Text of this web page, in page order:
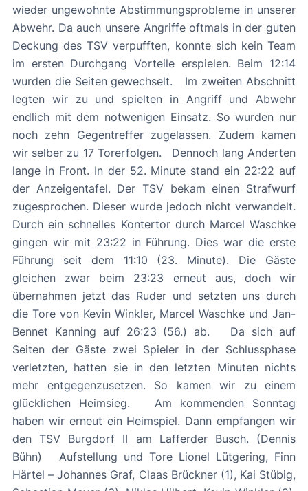
wieder ungewohnte Abstimmungsprobleme in unserer
Abwehr. Da auch unsere Angriffe oftmals in der guten
Deckung des TSV verpufften, konnte sich kein Team
im ersten Durchgang Vorteile erspielen. Beim 12:14
wurden die Seiten gewechselt. Im zweiten Abschnitt
legten wir zu und spielten in Angriff und Abwehr
endlich mit dem notwenigen Einsatz. So wurden nur
noch zehn Gegentreffer zugelassen. Zudem kamen
wir selber zu 17 Torerfolgen. Dennoch lang Anderten
lange in Front. In der 52. Minute stand ein 22:22 auf
der Anzeigentafel. Der TSV bekam einen Strafwurf
zugesprochen. Dieser wurde jedoch nicht verwandelt.
Durch ein schnelles Kontertor durch Marcel Waschke
gingen wir mit 23:22 in Führung. Dies war die erste
Führung seit dem 11:10 (23. Minute). Die Gäste
gleichen zwar beim 23:23 erneut aus, doch wir
übernahmen jetzt das Ruder und setzten uns durch
die Tore von Kevin Winkler, Marcel Waschke und Jan-
Bennet Kanning auf 26:23 (56.) ab. Da sich auf
Seiten der Gäste zwei Spieler in der Schlussphase
verletzten, hatten sie in den letzten Minuten nichts
mehr entgegenzusetzen. So kamen wir zu einem
glücklichen Heimsieg. Am kommenden Sonntag
haben wir erneut ein Heimspiel. Dann empfangen wir
den TSV Burgdorf II am Lafferder Busch. (Dennis
Bühn) Aufstellung und Tore Lionel Lütgering, Finn
Härtel – Johannes Graf, Claas Brückner (1), Kai Stübig,